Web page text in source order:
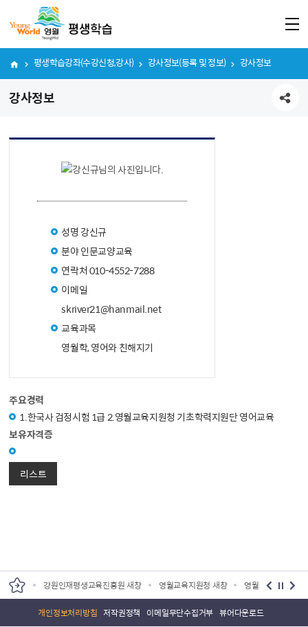
강사정보
평생학습강좌(수강신청,강사) 강사정보(등록 및 정보) 강사정보
성명 강신규
분야인문교양교육
연락처 010-4552-7288
이메일
skriver21@hanmail.net
교육과목
영월학, 영어와 친해지기
주요경력
1.한국사 검정시험 1급 2.영월교육지원청 기초학력지원단 영어교육
보유자격증
리스트
새창 강원인재평생교육진흥원 새창 영월교육지원청 새창 영월교육도서관 새
개인정보처리방침 저작권정책 이메일무단수집거부 뷰어다운로드